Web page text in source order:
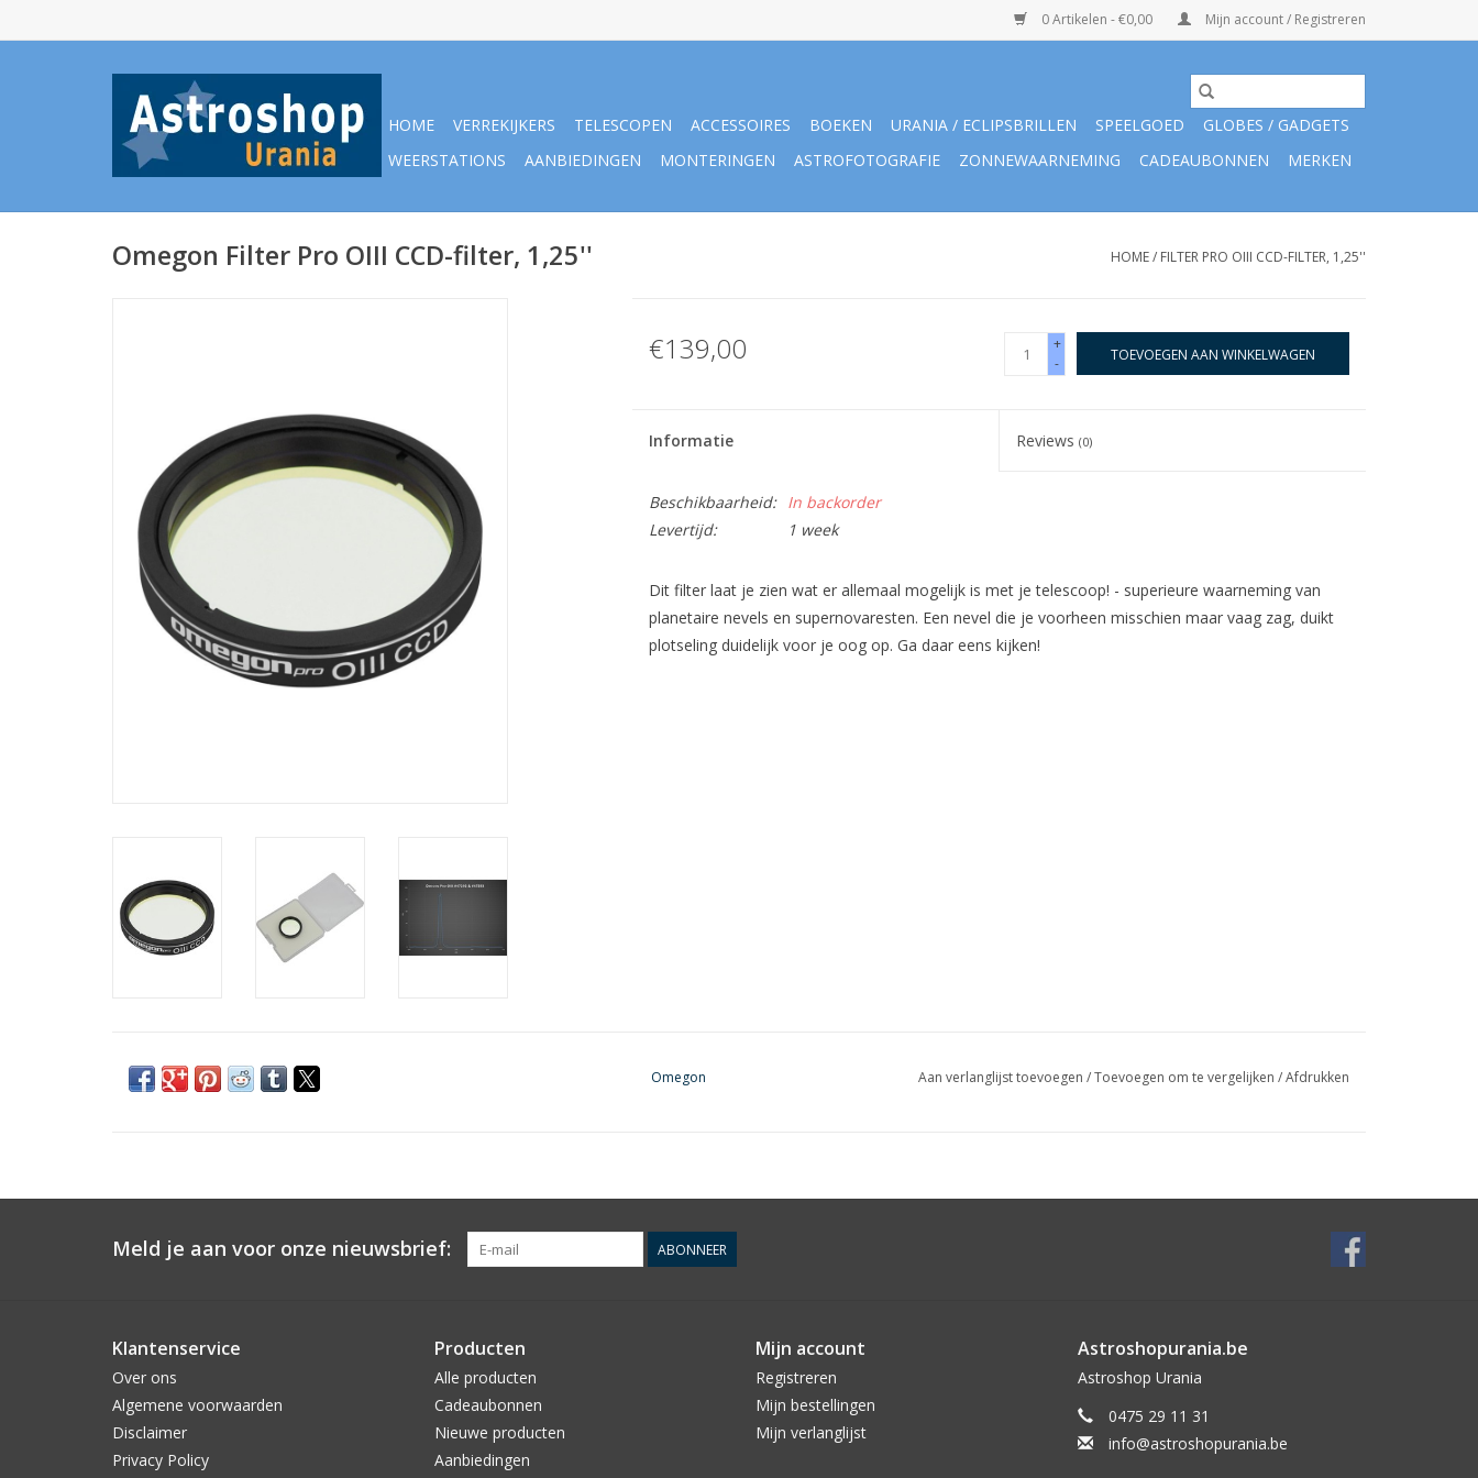
0 Artikelen - €0,00 Mijn account / Registreren
HOME VERREKIJKERS TELESCOPEN ACCESSOIRES BOEKEN URANIA / ECLIPSBRILLEN SPEELGOED
GLOBES / GADGETS
WEERSTATIONS
AANBIEDINGEN MONTERINGEN ASTROFOTOGRAFIE ZONNEWAARNEMING CADEAUBONNEN MERKEN
Omegon Filter Pro OIII CCD-filter, 1,25'' HOME/ FILTER PRO OIII CCD-FILTER, 1,25''
€139,00
+
-
TOEVOEGEN AAN WINKELWAGEN
Informatie Reviews(0)
Beschikbaarheid:
In backorder
Levertijd:
1 week
Dit filter laat je zien wat er allemaal mogelijk is met je telescoop! - superieure waarneming van
planetaire nevels en supernovaresten. Een nevel die je voorheen misschien maar vaag zag, duikt
plotseling duidelijk voor je oog op. Ga daar eens kijken!
Omegon Aan verlanglijst toevoegen /Toevoegen om te vergelijken /Afdrukken
Meld je aan voor onze nieuwsbrief: ABONNEER
Klantenservice
Over ons
Algemene voorwaarden
Disclaimer
Privacy Policy
Producten
Alle producten
Cadeaubonnen
Nieuwe producten
Aanbiedingen
Mijn account
Registreren
Mijn bestellingen
Mijn verlanglijst
Astroshopurania.be
Astroshop Urania
0475 29 11 31
info@astroshopurania.be